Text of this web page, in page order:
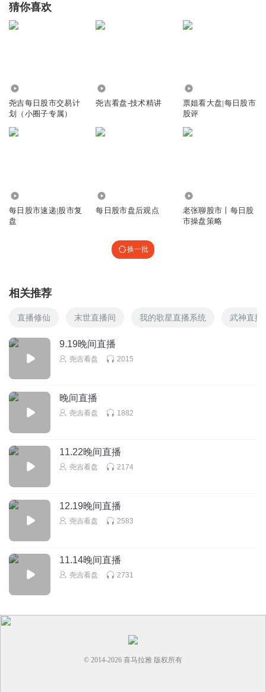
竹雨松风1557998
猜你喜欢
尧吉每日股市交易计
划（小圈子专属）
尧吉看盘-技术精讲
票姐看大盘|每日股市
股评
每日股市速递|股市复
盘
每日股市盘后观点
老张聊股市丨每日股
市操盘策略
换一批
相关推荐
直播修仙 末世直播间 我的歌星直播系统 武神直播
9.19晚间直播
尧吉看盘 2015
晚间直播
尧吉看盘 1882
11.22晚间直播
尧吉看盘 2174
12.19晚间直播
尧吉看盘 2583
11.14晚间直播
尧吉看盘 2731
© 2014-2026 喜马拉雅 版权所有